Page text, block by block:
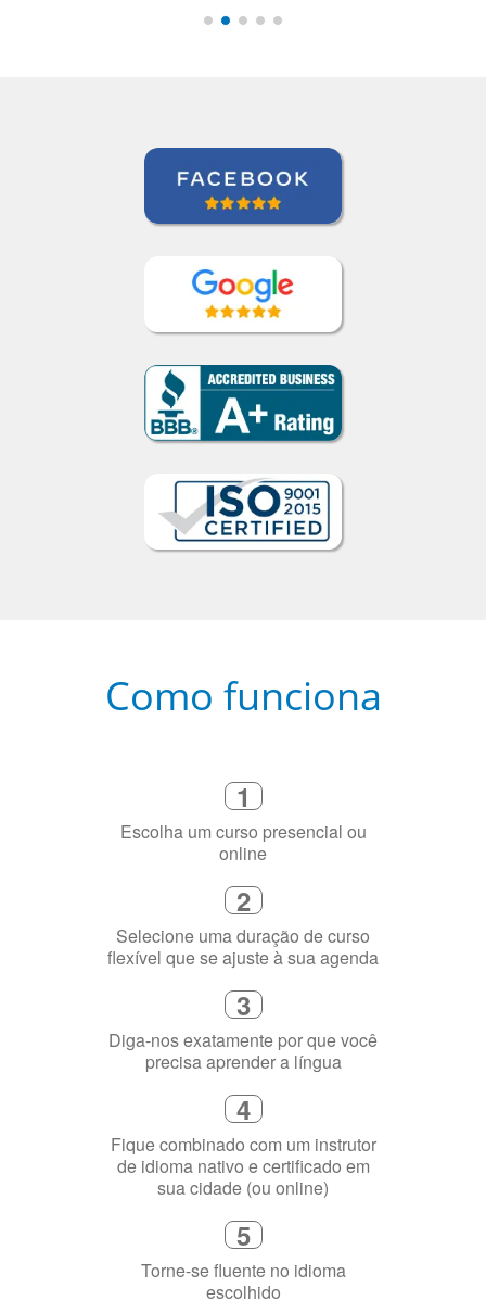
Como funciona
1
Escolha um curso presencial ou
online
2
Selecione uma duração de curso
flexível que se ajuste à sua agenda
3
Diga-nos exatamente por que você
precisa aprender a língua
4
Fique combinado com um instrutor
de idioma nativo e certificado em
sua cidade (ou online)
5
Torne-se fluente no idioma
escolhido